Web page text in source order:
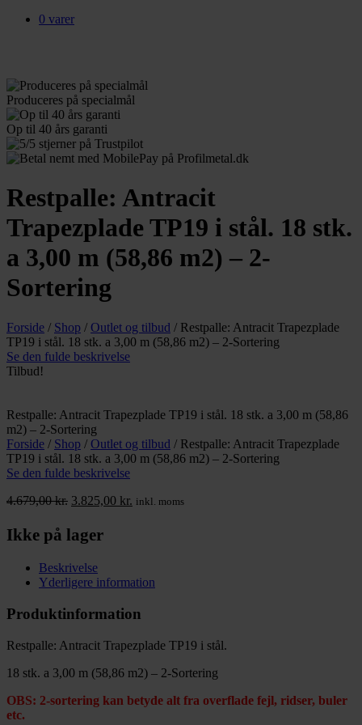
0 varer
Produceres på specialmål
Op til 40 års garanti
Restpalle: Antracit
Trapezplade TP19 i stål. 18 stk.
a 3,00 m (58,86 m2) – 2-
Sortering
Forside / Shop / Outlet og tilbud / Restpalle: Antracit Trapezplade
TP19 i stål. 18 stk. a 3,00 m (58,86 m2) – 2-Sortering
Se den fulde beskrivelse
Tilbud!
Restpalle: Antracit Trapezplade TP19 i stål. 18 stk. a 3,00 m (58,86
m2) – 2-Sortering
Forside / Shop / Outlet og tilbud / Restpalle: Antracit Trapezplade
TP19 i stål. 18 stk. a 3,00 m (58,86 m2) – 2-Sortering
Se den fulde beskrivelse
4.679,00kr. Den
pris
var:
3.825,00 kr. Den
inkl. moms
Ikke på lager
Beskrivelse
Yderligere information
Produktinformation
Restpalle: Antracit Trapezplade TP19 i stål.
18 stk. a 3,00 m (58,86 m2) – 2-Sortering
OBS: 2-sortering kan betyde alt fra overflade fejl, ridser, buler
etc.